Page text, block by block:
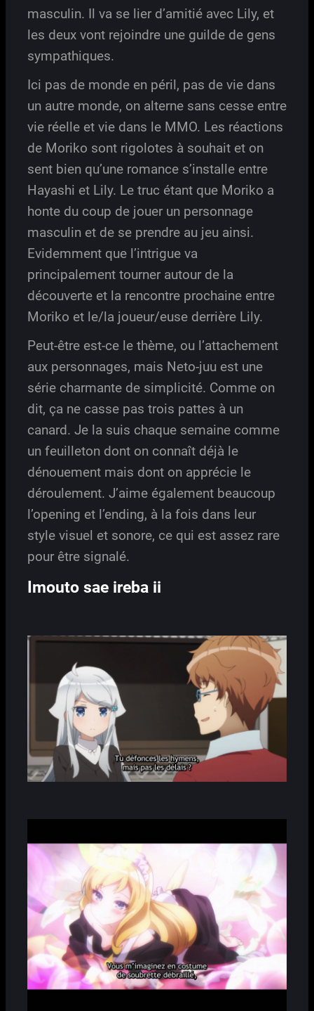
masculin. Il va se lier d’amitié avec Lily, et
les deux vont rejoindre une guilde de gens
sympathiques.
Ici pas de monde en péril, pas de vie dans
un autre monde, on alterne sans cesse entre
vie réelle et vie dans le MMO. Les réactions
de Moriko sont rigolotes à souhait et on
sent bien qu’une romance s’installe entre
Hayashi et Lily. Le truc étant que Moriko a
honte du coup de jouer un personnage
masculin et de se prendre au jeu ainsi.
Evidemment que l’intrigue va
principalement tourner autour de la
découverte et la rencontre prochaine entre
Moriko et le/la joueur/euse derrière Lily.
Peut-être est-ce le thème, ou l’attachement
aux personnages, mais Neto-juu est une
série charmante de simplicité. Comme on
dit, ça ne casse pas trois pattes à un
canard. Je la suis chaque semaine comme
un feuilleton dont on connaît déjà le
dénouement mais dont on apprécie le
déroulement. J’aime également beaucoup
l’opening et l’ending, à la fois dans leur
style visuel et sonore, ce qui est assez rare
pour être signalé.
Imouto sae ireba ii